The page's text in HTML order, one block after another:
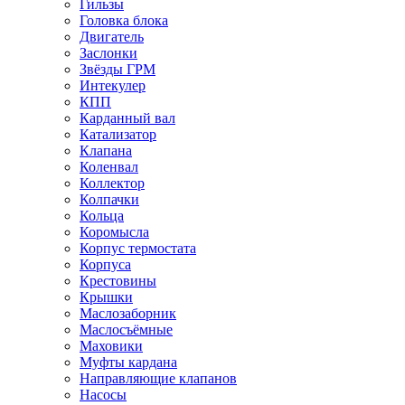
Гильзы
Головка блока
Двигатель
Заслонки
Звёзды ГРМ
Интекулер
КПП
Карданный вал
Катализатор
Клапана
Коленвал
Коллектор
Колпачки
Кольца
Коромысла
Корпус термостата
Корпуса
Крестовины
Крышки
Маслозаборник
Маслосъёмные
Маховики
Муфты кардана
Направляющие клапанов
Насосы